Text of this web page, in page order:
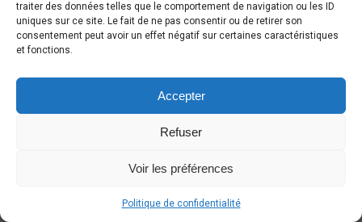
traiter des données telles que le comportement de navigation ou les ID
uniques sur ce site. Le fait de ne pas consentir ou de retirer son
consentement peut avoir un effet négatif sur certaines caractéristiques
et fonctions.
Accepter
Refuser
Voir les préférences
Politique de confidentialité